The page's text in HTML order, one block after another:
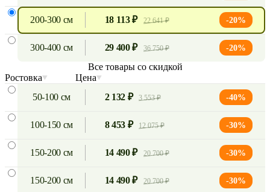
200-300 см 18 113 ₽ 22 641 ₽ -20%
300-400 см 29 400 ₽ 36 750 ₽ -20%
Все товары со скидкой
Ростовка
Цена
50-100 см
2 132 ₽ 3 553 ₽ -40%
100-150 см 8 453 ₽ 12 075 ₽ -30%
150-200 см 14 490 ₽ 20 700 ₽ -30%
150-200 см 14 490 ₽ 20 700 ₽ -30%